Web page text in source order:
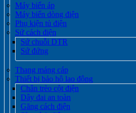
Máy biến áp
Máy biến dòng điện
Phụ kiện tủ điện
Sứ cách điện
Sứ chuỗi DTR
Sứ đứng
Thang máng cáp
Thiết bị bảo hộ lao động
Chân trèo cột điện
Dây đai an toàn
Găng cách điện